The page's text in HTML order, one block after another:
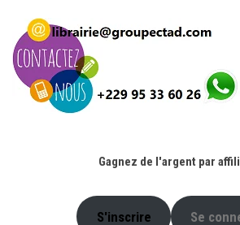
Gagnez de l'argent par
S'inscrire Se